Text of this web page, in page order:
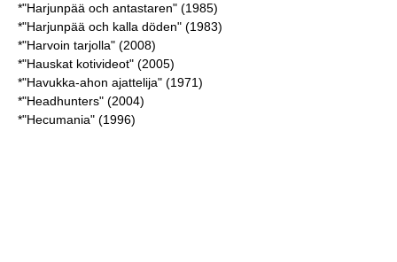
*"Harjunpää och antastaren" (1985)
*"Harjunpää och kalla döden" (1983)
*"Harvoin tarjolla" (2008)
*"Hauskat kotivideot" (2005)
*"Havukka-ahon ajattelija" (1971)
*"Headhunters" (2004)
*"Hecumania" (1996)